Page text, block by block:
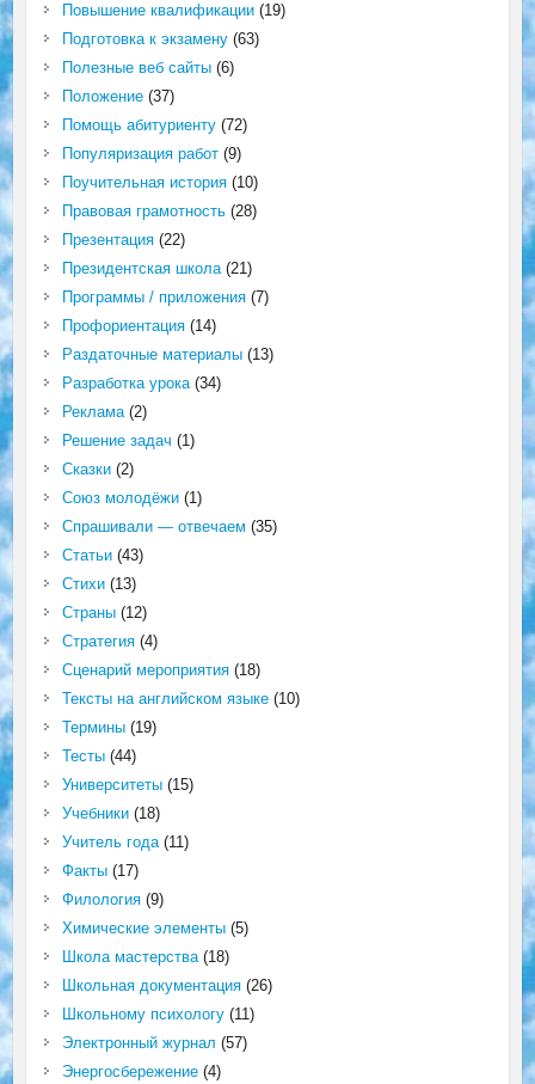
Повышение квалификации(19)
Подготовка к экзамену(63)
Полезные веб сайты(6)
Положение(37)
Помощь абитуриенту(72)
Популяризация работ(9)
Поучительная история(10)
Правовая грамотность(28)
Презентация(22)
Президентская школа(21)
Программы / приложения(7)
Профориентация(14)
Раздаточные материалы(13)
Разработка урока(34)
Реклама(2)
Решение задач (1)
Сказки(2)
Союз молодёжи(1)
Спрашивали — отвечаем (35)
Статьи(43)
Стихи(13)
Страны(12)
Стратегия(4)
Сценарий мероприятия(18)
Тексты на английском языке(10)
Термины(19)
Тесты(44)
Университеты(15)
Учебники(18)
Учитель года(11)
Факты(17)
Филология(9)
Химические элементы(5)
Школа мастерства(18)
Школьная документация(26)
Школьному психологу(11)
Электронный журнал (57)
Энергосбережение(4)